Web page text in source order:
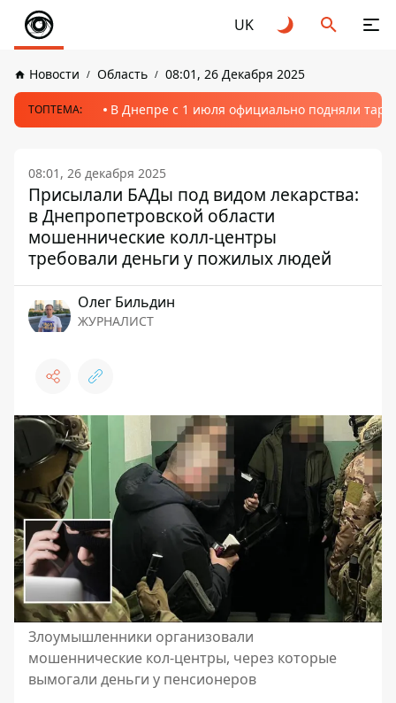
UK
Новости Область 08:01, 26 Декабря 2025
ТОПТЕМА: В Днепре с 1 июля официально подняли
08:01, 26 декабря 2025
Присылали БАДы под видом лекарства:
в Днепропетровской области
мошеннические колл-центры
требовали деньги у пожилых людей
Олег Бильдин
ЖУРНАЛИСТ
Злоумышленники организовали
мошеннические кол-центры, через которые
вымогали деньги у пенсионеров